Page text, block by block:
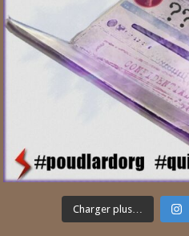
Charger plus…